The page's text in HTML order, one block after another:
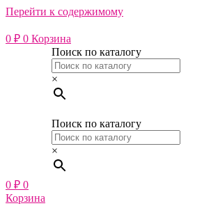
Перейти к содержимому
0 ₽ 0 Корзина
Поиск по каталогу
×
Поиск по каталогу
×
0 ₽ 0
Корзина